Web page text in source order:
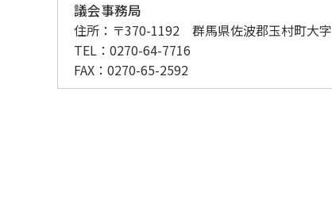
議会事務局
住所： 〒370-1192 群馬県佐波郡玉村町大
TEL： 0270-64-7716
FAX： 0270-65-2592